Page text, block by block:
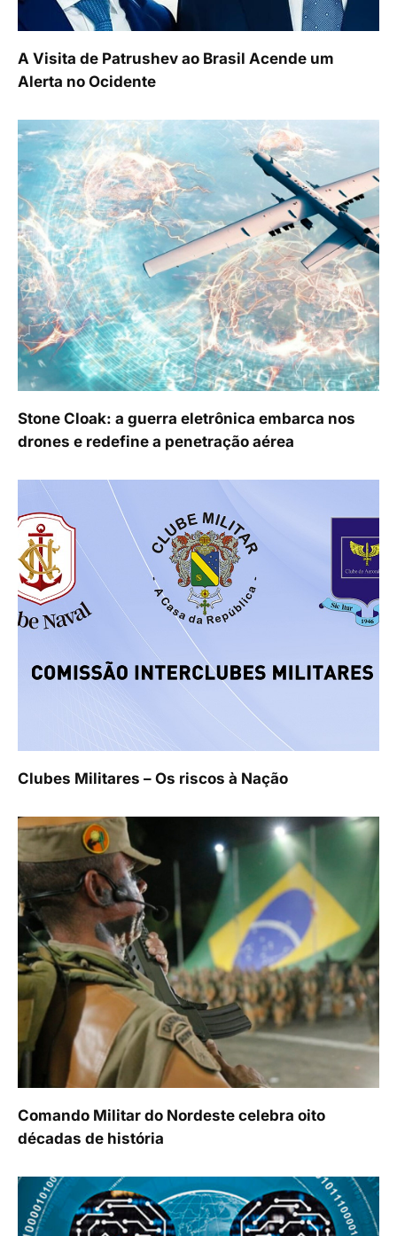
A Visita de Patrushev ao Brasil Acende um
Alerta no Ocidente
Stone Cloak: a guerra eletrônica embarca nos
drones e redefine a penetração aérea
Clubes Militares – Os riscos à Nação
Comando Militar do Nordeste celebra oito
décadas de história